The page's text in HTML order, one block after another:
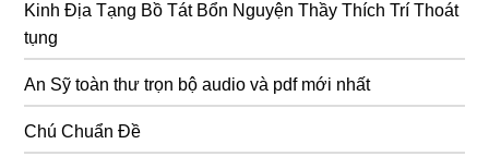
Kinh Địa Tạng Bồ Tát Bổn Nguyện Thầy Thích Trí Thoát
tụng
An Sỹ toàn thư trọn bộ audio và pdf mới nhất
Chú Chuẩn Đề